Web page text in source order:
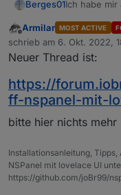
Berges01Ich habe
ersetzen.
Mit
(Nur
Die Tasten
anwählen.
bekommen.
Jetzt zu
Ich möchte
Die beiden
{
"Time":
  },
bleiben
Ich vermute
So sieht die
Sorry
Offline
Armilar MOST ACTIVE
schrieb am 6. Okt. 2022,
zuletzt editiert von
Neuer Thread ist:
https://
ff-nspanel-mit-
bitte hier nichts mehr
Installationsanleitung,
NSPanel mit lovelace UI
https://github.com/joBr99/